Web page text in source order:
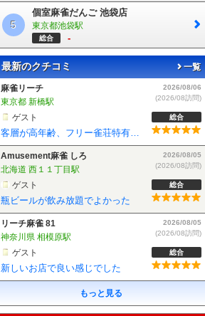
5
個室麻雀だんご 池袋店
東京都池袋駅
総合 -
最新のクチコミ 一覧
Amusement麻雀 しろ
北海道 西１１丁目駅
ゲスト
2026/08/05
(2026/08訪問)
総合
瓶ビールが飲み放題でよかった
リーチ麻雀 81
神奈川県 相模原駅
ゲスト
2026/08/05
(2026/08訪問)
総合
新しいお店で良い感じでした
麻雀BLAST 小岩店
東京都 小岩駅
ゲスト
2026/08/04
(2026/08訪問)
総合
もっと見る